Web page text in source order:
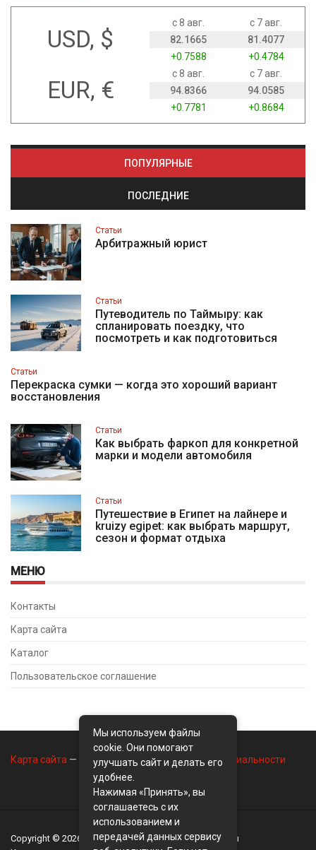
USD, $
с 8 авг.
с 7 авг.
82.1665
81.4077
+0.7588
+0.4784
EUR, €
с 8 авг.
с 7 авг.
94.8366
94.0585
+0.7781
+0.8684
ПОПУЛЯРНЫЕ
ПОСЛЕДНИЕ
Статьи
Арбитражный юрист
Статьи
Путеводитель по Таймыру: как
спланировать поездку, что
посмотреть и как подготовиться
Статьи
Перекраска сумки — когда это хороший вариант
восстановления
Статьи
Как выбрать фаркоп для конкретной
марки и модели автомобиля
Статьи
Путешествие в Египет на лайнере и
kruizy egipet: как выбрать маршрут,
сезон и формат отдыха
МЕНЮ
Контакты
Карта сайта
Каталог
Пользовательское соглашение
Карта сайта — Контакты— Политика конфиденциальности
Copyright © 2026 BusinessMix- Экономика и финансы
Мы используем файлы
cookie. Они помогают
улучшать сайт и делать его
удобнее.
Нажимая «Принять», вы
соглашаетесь с их
использованием и
передачей данных сервису